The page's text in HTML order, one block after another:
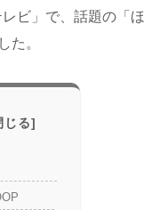
ビ」で、話題の「ほ
た。